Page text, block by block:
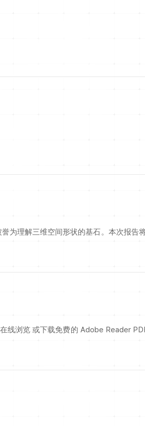
为理解三维空间形状的基石。本次报告
在线浏览 或下